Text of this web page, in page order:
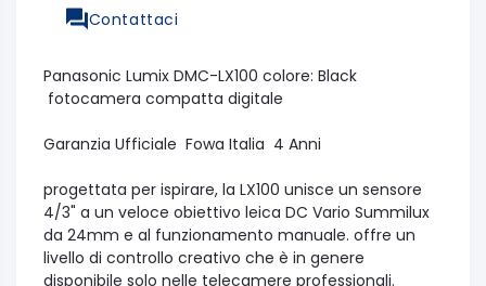
Contattaci
Panasonic Lumix DMC-LX100 colore: Black
fotocamera compatta digitale
Garanzia Ufficiale Fowa Italia 4 Anni
progettata per ispirare, la LX100 unisce un sensore
4/3" a un veloce obiettivo leica DC Vario Summilux
da 24mm e al funzionamento manuale. offre un
livello di controllo creativo che è in genere
disponibile solo nelle telecamere professionali.